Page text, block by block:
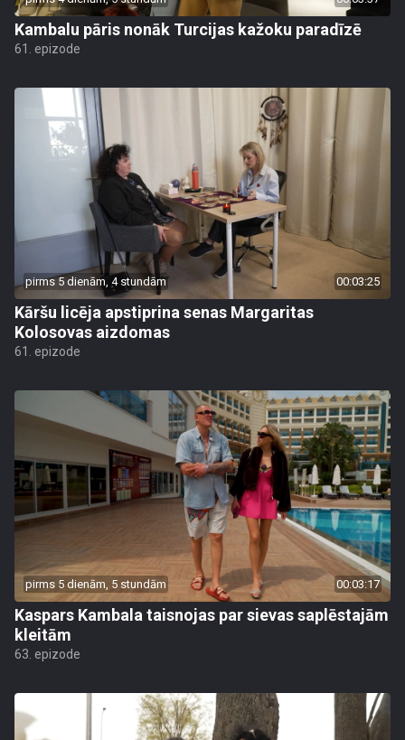
Kambalu pāris nonāk Turcijas kažoku paradīzē
61. epizode
pirms 5 dienām, 4 stundām 00:03:25
Kāršu licēja apstiprina senas Margaritas
Kolosovas aizdomas
61. epizode
pirms 5 dienām, 5 stundām 00:03:17
Kaspars Kambala taisnojas par sievas saplēstajām
kleitām
63. epizode